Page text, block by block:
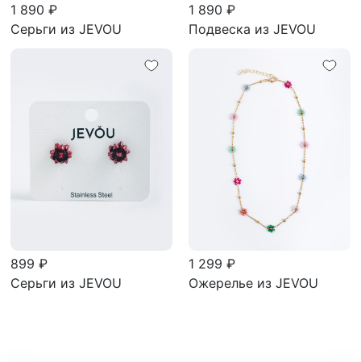
1 890 ₽
Серьги из JEVOU
1 890 ₽
Подвеска из JEVOU
899 ₽
Серьги из JEVOU
1 299 ₽
Ожерелье из JEVOU